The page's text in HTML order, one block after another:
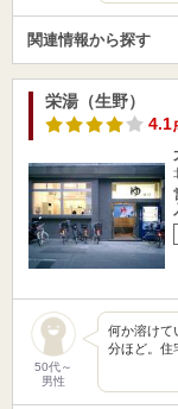
関連情報から探す
栄湯（生野）
4.1
50代～
男性
何か溶けて
分ほど。住